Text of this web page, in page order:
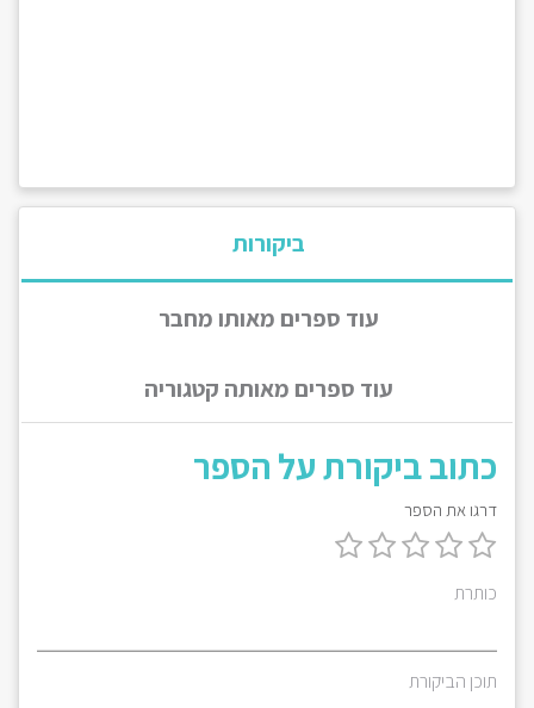
ביקורות
עוד ספרים מאותו מחבר
עוד ספרים מאותה קטגוריה
כתוב ביקורת על הספר
דרגו את הספר
כותרת
תוכן הביקורת